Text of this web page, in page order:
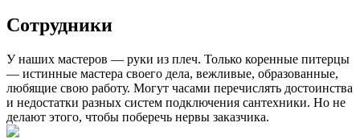
Сотрудники
У наших мастеров — руки из плеч. Только коренные питерцы
— истинные мастера своего дела, вежливые, образованные,
любящие свою работу. Могут часами перечислять достоинства
и недостатки разных систем подключения сантехники. Но не
делают этого, чтобы поберечь нервы заказчика.